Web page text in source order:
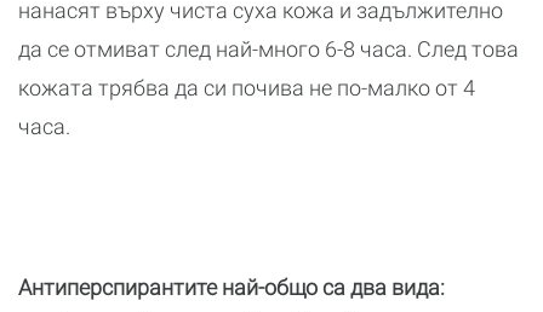
нанасят върху чиста суха кожа и задължително
да се отмиват след най-много 6-8 часа. След това
кожата трябва да си почива не по-малко от 4
часа.
Антиперспирантите най-общо са два вида: